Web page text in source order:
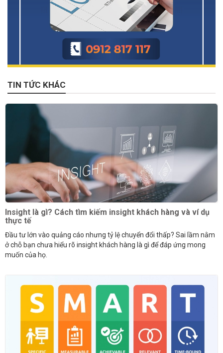
TIN TỨC KHÁC
Insight là gì? Cách tìm kiếm insight khách hàng và ví dụ
thực tế
Đầu tư lớn vào quảng cáo nhưng tỷ lệ chuyển đổi thấp? Sai lầm nằm
ở chỗ bạn chưa hiểu rõ insight khách hàng là gì để đáp ứng mong
muốn của họ.